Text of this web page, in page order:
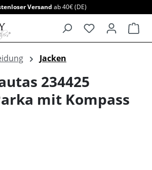
Versand ab 40€ (DE)
Jacken
234425
mit Kompass